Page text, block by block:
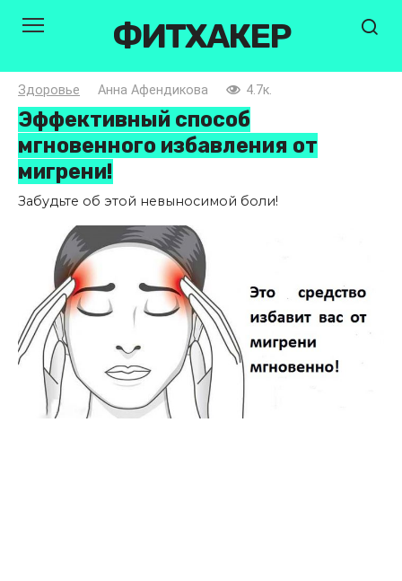
ФИТХАКЕР
Здоровье Анна Афендикова 4.7к.
Эффективный способ
мгновенного избавления от
мигрени!
Забудьте об этой невыносимой боли!